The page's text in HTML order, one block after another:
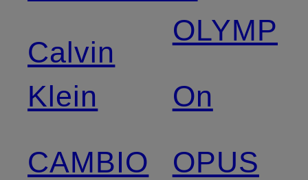
Calvin
Klein
CAMBIO
OLYMP
On
OPUS